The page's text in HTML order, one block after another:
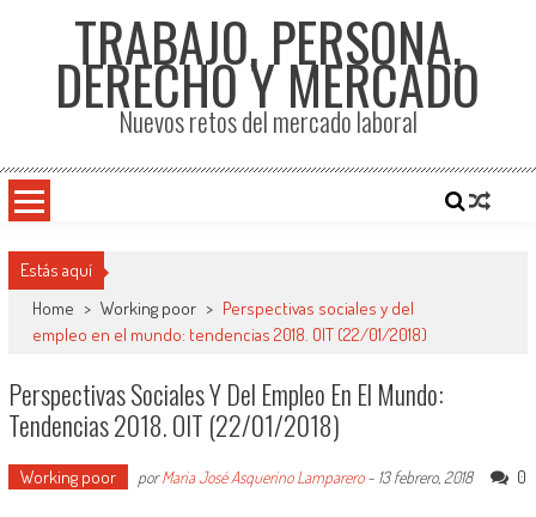
TRABAJO, PERSONA,
DERECHO Y MERCADO
Nuevos retos del mercado laboral
Estás aquí
Home > Working poor > Perspectivas sociales y del
empleo en el mundo: tendencias 2018. OIT (22/01/2018)
Perspectivas Sociales Y Del Empleo En El Mundo:
Tendencias 2018. OIT (22/01/2018)
Working poor porMaria José Asquerino Lamparero- 13 febrero, 2018 0